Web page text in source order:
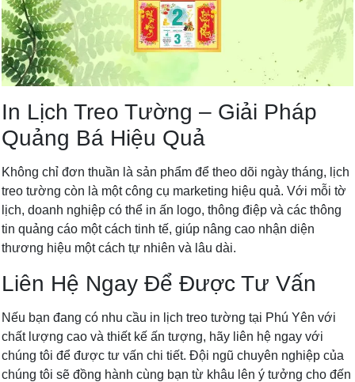
In Lịch Treo Tường – Giải Pháp
Quảng Bá Hiệu Quả
Không chỉ đơn thuần là sản phẩm để theo dõi ngày tháng, lịch
treo tường còn là một công cụ marketing hiệu quả. Với mỗi tờ
lịch, doanh nghiệp có thể in ấn logo, thông điệp và các thông
tin quảng cáo một cách tinh tế, giúp nâng cao nhận diện
thương hiệu một cách tự nhiên và lâu dài.
Liên Hệ Ngay Để Được Tư Vấn
Nếu bạn đang có nhu cầu in lịch treo tường tại Phú Yên với
chất lượng cao và thiết kế ấn tượng, hãy liên hệ ngay với
chúng tôi để được tư vấn chi tiết. Đội ngũ chuyên nghiệp của
chúng tôi sẽ đồng hành cùng bạn từ khâu lên ý tưởng cho đến